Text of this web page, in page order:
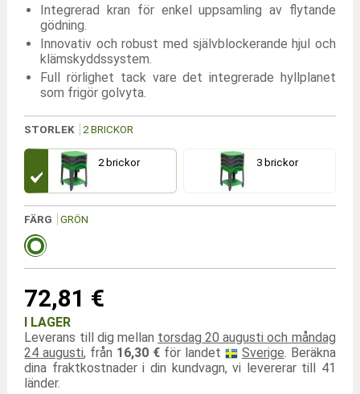
Integrerad kran för enkel uppsamling av flytande
gödning.
Innovativ och robust med självblockerande hjul och
klämskyddssystem.
Full rörlighet tack vare det integrerade hyllplanet
som frigör golvyta.
STORLEK 2 BRICKOR
2 brickor 3 brickor
FÄRG GRÖN
72,81 €
I LAGER
Leverans till dig mellan torsdag 20 augusti och måndag
24 augusti, från 16,30 € för landet Sverige . Beräkna
dina fraktkostnader i din kundvagn, vi levererar till 41
länder.